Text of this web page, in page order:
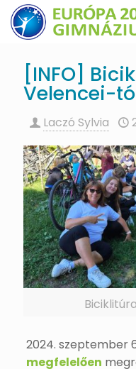
[INFO]
Velencei-
Laczó Sylvia
2024. szeptember
megfelelően